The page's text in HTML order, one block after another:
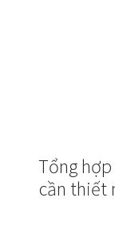
Tổng
cần thiết